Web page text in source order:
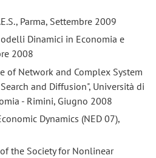
Parma, Settembre 2009
Dinamici in Economia e
2008
of Network and Complex System
and Diffusion", Università di
- Rimini, Giugno 2008
Dynamics (NED 07),
the Society for Nonlinear